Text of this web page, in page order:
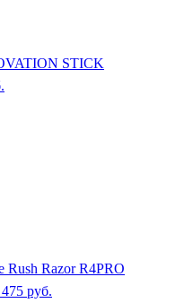
STICK
Rush Razor R4PRO
руб.